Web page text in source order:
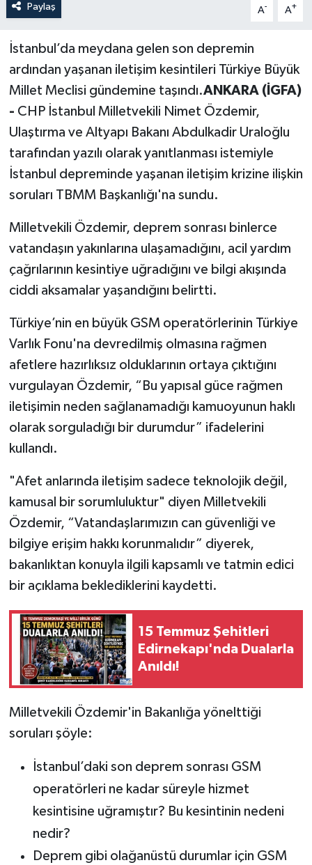
Paylaş A- A+
İstanbul’da meydana gelen son depremin
ardından yaşanan iletişim kesintileri Türkiye Büyük
Millet Meclisi gündemine taşındı.ANKARA (İGFA)
- CHP İstanbul Milletvekili Nimet Özdemir,
Ulaştırma ve Altyapı Bakanı Abdulkadir Uraloğlu
tarafından yazılı olarak yanıtlanması istemiyle
İstanbul depreminde yaşanan iletişim krizine ilişkin
soruları TBMM Başkanlığı'na sundu.
Milletvekili Özdemir, deprem sonrası binlerce
vatandaşın yakınlarına ulaşamadığını, acil yardım
çağrılarının kesintiye uğradığını ve bilgi akışında
ciddi aksamalar yaşandığını belirtti.
Türkiye’nin en büyük GSM operatörlerinin Türkiye
Varlık Fonu'na devredilmiş olmasına rağmen
afetlere hazırlıksız olduklarının ortaya çıktığını
vurgulayan Özdemir, “Bu yapısal güce rağmen
iletişimin neden sağlanamadığı kamuoyunun haklı
olarak sorguladığı bir durumdur” ifadelerini
kullandı.
"Afet anlarında iletişim sadece teknolojik değil,
kamusal bir sorumluluktur" diyen Milletvekili
Özdemir, “Vatandaşlarımızın can güvenliği ve
bilgiye erişim hakkı korunmalıdır” diyerek,
bakanlıktan konuyla ilgili kapsamlı ve tatmin edici
bir açıklama beklediklerini kaydetti.
15 Temmuz Şehitleri
Edirnekapı'nda Dualarla
Anıldı!
Milletvekili Özdemir'in Bakanlığa yönelttiği
soruları şöyle:
İstanbul’daki son deprem sonrası GSM
operatörleri ne kadar süreyle hizmet
kesintisine uğramıştır? Bu kesintinin nedeni
nedir?
Deprem gibi olağanüstü durumlar için GSM